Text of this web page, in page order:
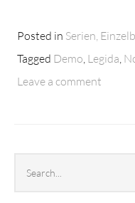
Posted in Serien,
Tagged Demo Legida
Leave a comment
archives